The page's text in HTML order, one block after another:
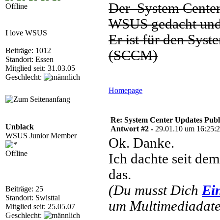
Offline
I love WSUS
Beiträge: 1012
Standort: Essen
Mitglied seit: 31.03.05
Geschlecht:
Der System
WSUS gedacht
Er ist für den
(SCCM)
Homepage
Unblack
WSUS Junior Member
Offline
Beiträge: 25
Standort: Swisttal
Mitglied seit: 25.05.07
Geschlecht:
Re: System Center Updates
Antwort #2 - 29.01.10 um
Ok. Danke.
Ich dachte seit
das.
(Du musst Dich
um